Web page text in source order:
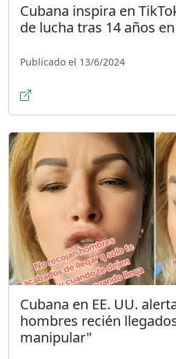
Cubana inspira en
de lucha tras 14 años
Publicado el 13/6/2024
Cubana en EE. UU.
hombres recién
manipular"